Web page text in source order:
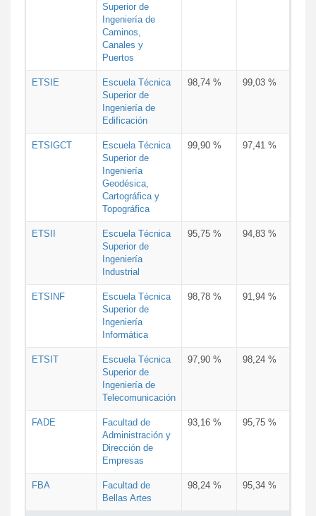
Superior de
Ingeniería de
Caminos,
Canales y
Puertos
ETSIE
Escuela Técnica
Superior de
Ingeniería de
Edificación
98,74 % 99,03 %
ETSIGCT
Escuela Técnica
Superior de
Ingeniería
Geodésica,
Cartográfica y
Topográfica
99,90 % 97,41 %
ETSII
Escuela Técnica
Superior de
Ingeniería
Industrial
95,75 % 94,83 %
ETSINF
Escuela Técnica
Superior de
Ingeniería
Informática
98,78 % 91,94 %
ETSIT
Escuela Técnica
Superior de
Ingeniería de
Telecomunicación
97,90 % 98,24 %
FADE
Facultad de
Administración y
Dirección de
Empresas
93,16 % 95,75 %
FBA
Facultad de
Bellas Artes
98,24 % 95,34 %